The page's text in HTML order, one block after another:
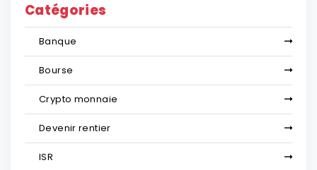
Catégories
Banque
Bourse
Crypto monnaie
Devenir rentier
ISR